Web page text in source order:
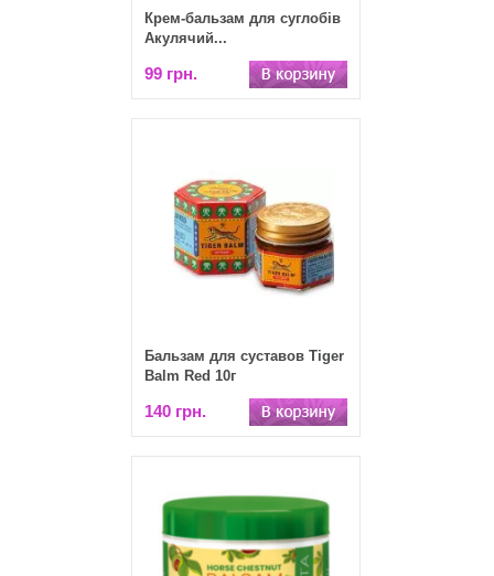
Крем-бальзам для суглобів
Акулячий...
99 грн.
Бальзам для суставов Tiger
Balm Red 10г
140 грн.